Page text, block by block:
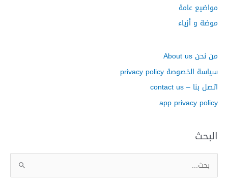
مواضيع عامة
موضة و أزياء
من نحن About us
سياسة الخصوصة privacy policy
اتصل بنا – contact us
app privacy policy
البحث